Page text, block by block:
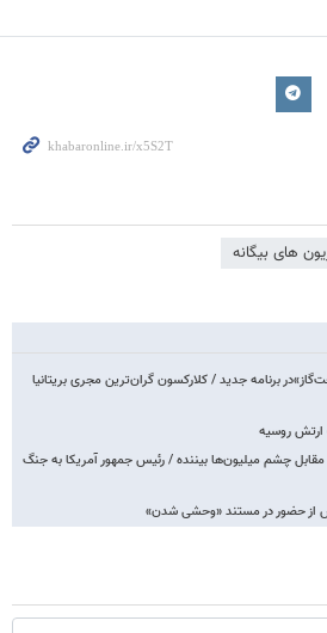
های بیگانه
برنامه جدید / کلارکسون گران‌ترین مجری بریتانیا
ارتش روسیه
مقابل چشم میلیون‌ها بیننده / رئیس جمهور آمریکا به جنگ
از حضور در مستند «وحشی شدن»